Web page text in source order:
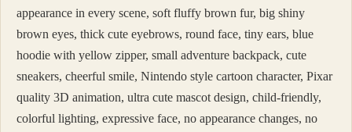
appearance in every scene, soft fluffy brown fur, big shiny
brown eyes, thick cute eyebrows, round face, tiny ears, blue
hoodie with yellow zipper, small adventure backpack, cute
sneakers, cheerful smile, Nintendo style cartoon character, Pixar
quality 3D animation, ultra cute mascot design, child-friendly,
colorful lighting, expressive face, no appearance changes, no